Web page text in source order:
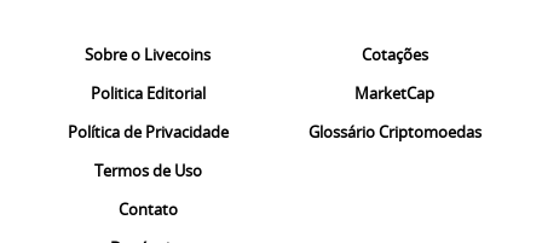
Sobre o Livecoins
Politica Editorial
Política de Privacidade
Termos de Uso
Contato
Cotações
MarketCap
Glossário Criptomoedas